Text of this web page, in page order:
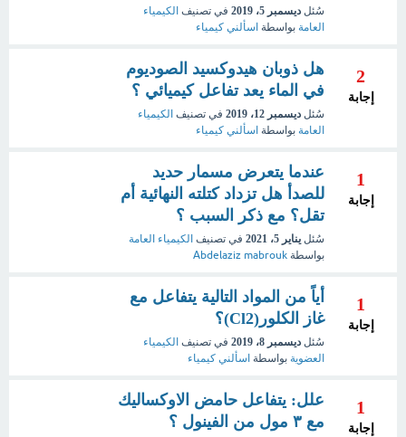
سُئل ديسمبر 5، 2019 في تصنيف الكيمياء
العامة بواسطة اسألني كيمياء
2
إجابة
هل ذوبان هيدوكسيد الصوديوم
في الماء يعد تفاعل كيميائي ؟
سُئل ديسمبر 12، 2019 في تصنيف الكيمياء
العامة بواسطة اسألني كيمياء
1
إجابة
عندما يتعرض مسمار حديد
للصدأ هل تزداد كتلته النهائية أم
تقل؟ مع ذكر السبب ؟
سُئل يناير 5، 2021 في تصنيف الكيمياء العامة
بواسطة Abdelaziz mabrouk
1
إجابة
أياً من المواد التالية يتفاعل مع
غاز الكلور(Cl2)؟
سُئل ديسمبر 8، 2019 في تصنيف الكيمياء
العضوية بواسطة اسألني كيمياء
1
إجابة
علل: يتفاعل حامض الاوكساليك
مع ٣ مول من الفينول ؟